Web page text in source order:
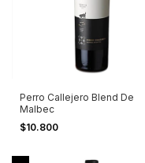
Perro Callejero Blend De
Malbec
$10.800